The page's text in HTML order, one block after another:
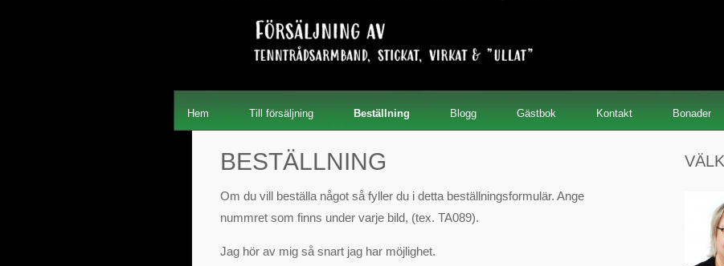
Hem Till försäljning Beställning Blogg Gästbok Kontakt Bonader
BESTÄLLNING
Om du vill beställa något så fyller du i detta beställningsformulär. Ange
nummret som finns under varje bild, (tex. TA089).
Jag hör av mig så snart jag har möjlighet.